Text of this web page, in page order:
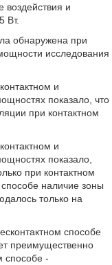
воздействия и
Вт.
обнаружена при
исследования
и
показало, что
при контактном
и
показало,
при контактном
наличие зоны
только на
способе
преимущественно
способе -